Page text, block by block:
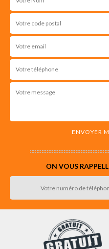
ON VOUS